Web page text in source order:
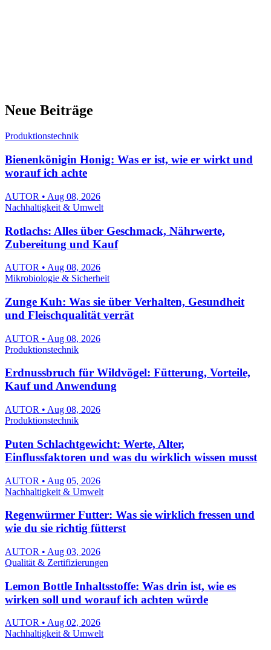
Neue Beiträge
Produktionstechnik
Bienenkönigin Honig: Was er ist, wie er wirkt und
worauf ich achte
AUTOR • Aug 08, 2026
Nachhaltigkeit & Umwelt
Rotlachs: Alles über Geschmack, Nährwerte,
Zubereitung und Kauf
AUTOR • Aug 08, 2026
Mikrobiologie & Sicherheit
Zunge Kuh: Was sie über Verhalten, Gesundheit
und Fleischqualität verrät
AUTOR • Aug 08, 2026
Produktionstechnik
Erdnussbruch für Wildvögel: Fütterung, Vorteile,
Kauf und Anwendung
AUTOR • Aug 08, 2026
Produktionstechnik
Puten Schlachtgewicht: Werte, Alter,
Einflussfaktoren und was du wirklich wissen musst
AUTOR • Aug 05, 2026
Nachhaltigkeit & Umwelt
Regenwürmer Futter: Was sie wirklich fressen und
wie du sie richtig fütterst
AUTOR • Aug 03, 2026
Qualität & Zertifizierungen
Lemon Bottle Inhaltsstoffe: Was drin ist, wie es
wirken soll und worauf ich achten würde
AUTOR • Aug 02, 2026
Nachhaltigkeit & Umwelt